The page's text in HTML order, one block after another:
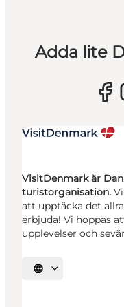
Adda lite
VisitDenmark är
turistorganisation.
att upptäcka det
erbjuda! Vi hoppas
upplevelser och
Välj språk